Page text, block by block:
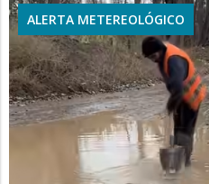
ALERTA METEREOLÓGICO